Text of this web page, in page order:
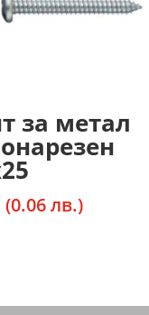
за метал
(0.06 лв.)